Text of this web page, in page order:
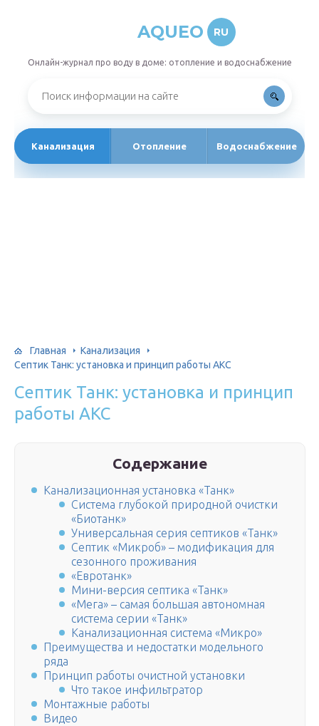
AQUEO RU
Онлайн-журнал про воду в доме: отопление и водоснабжение
Канализация Отопление Водоснабжение
Главная
Канализация
Септик Танк: установка и принцип работы АКС
Септик Танк: установка и принцип
работы АКС
Содержание
Канализационная установка «Танк»
Система глубокой природной очистки
«Биотанк»
Универсальная серия септиков «Танк»
Септик «Микроб» – модификация для
сезонного проживания
«Евротанк»
Мини-версия септика «Танк»
«Мега» – самая большая автономная
система серии «Танк»
Канализационная система «Микро»
Преимущества и недостатки модельного
ряда
Принцип работы очистной установки
Что такое инфильтратор
Монтажные работы
Видео